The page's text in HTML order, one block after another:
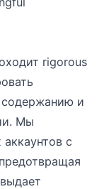
rigorous
содержанию и
Мы
с